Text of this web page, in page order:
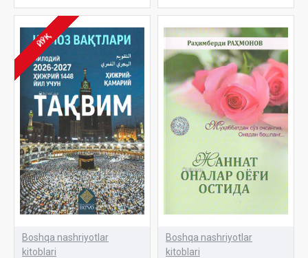
ЙЎҚ
Boshqa nashriyotlar
kitoblari
Boshqa nashriyotlar
kitoblari